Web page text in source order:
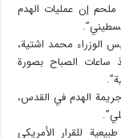
ملحم إن عمليات الهدم
الوزراء محمد اشتية،
ساعات الصباح بصورة
الهدم في القدس،
للقرار الأمريكي